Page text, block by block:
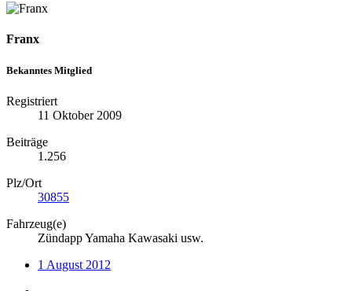
Franx
Bekanntes Mitglied
Registriert
11 Oktober 2009
Beiträge
1.256
Plz/Ort
30855
Fahrzeug(e)
Zündapp Yamaha Kawasaki usw.
1 August 2012